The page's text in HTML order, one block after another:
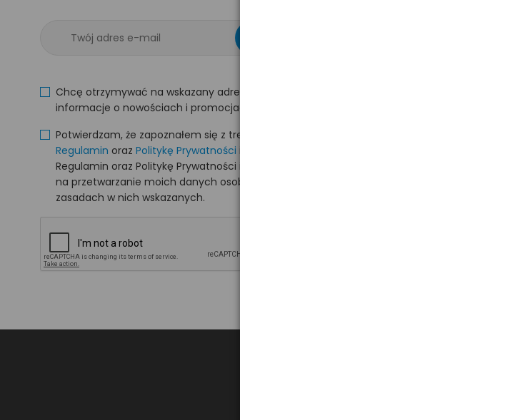
Chcę otrzymywać na wskazany adres e-mail
informacje o nowościach i promocjach na hurt.com.pl.
Potwierdzam, że zapoznałem się z treścią i akceptuję
Regulamin oraz Politykę Prywatności
Regulamin oraz Politykę Prywatności i wyrażam zgodę
na przetwarzanie moich danych osobowych na
zasadach w nich wskazanych.